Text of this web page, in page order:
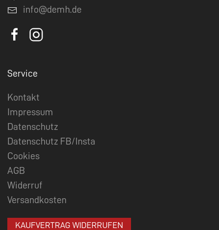
info@demh.de
Service
Kontakt
Impressum
Datenschutz
Datenschutz FB/Insta
Cookies
AGB
Widerruf
Versandkosten
KAUFVERTRAG WIDERRUFEN